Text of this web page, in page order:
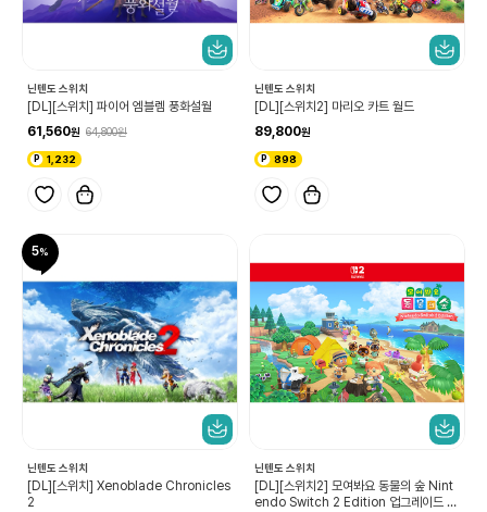
닌텐도 스위치
[DL][스위치] 파이어 엠블렘 풍화설월
61,560
64,800
1,232
닌텐도 스위치
[DL][스위치2] 마리오 카트 월드
89,800
898
5
닌텐도 스위치
[DL][스위치] Xenoblade Chronicles
2
닌텐도 스위치
[DL][스위치2] 모여봐요 동물의 숲 Nint
endo Switch 2 Edition 업그레이드 패